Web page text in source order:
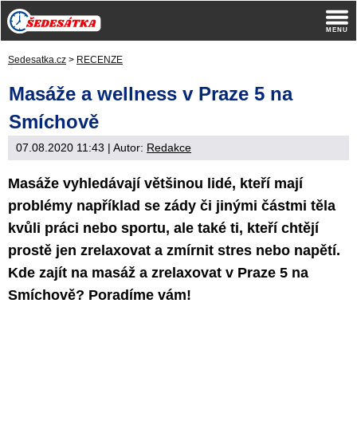
Sedesatka.cz > RECENZE
Masáže a wellness v Praze 5 na
Smíchově
07.08.2020 11:43 | Autor: Redakce
Masáže vyhledávají většinou lidé, kteří mají
problémy například se zády či jinými částmi těla
kvůli práci nebo sportu, ale také ti, kteří chtějí
prostě jen zrelaxovat a zmírnit stres nebo napětí.
Kde zajít na masáž a zrelaxovat v Praze 5 na
Smíchově? Poradíme vám!